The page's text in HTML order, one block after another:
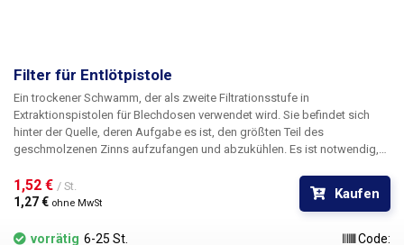
Filter für Entlötpistole
Ein trockener Schwamm, der als zweite Filtrationsstufe in
Extraktionspistolen für Blechdosen verwendet wird. Sie befindet sich
hinter der Quelle, deren Aufgabe es ist, den größten Teil des
geschmolzenen Zinns aufzufangen und abzukühlen. Es ist notwendig,
seine Verstopfung die Saugleistung der Pistole erheblich reduziert.
1,52 € / St.
1,27 € ohne MwSt
Kaufen
vorrätig 6-25 St.
Code: